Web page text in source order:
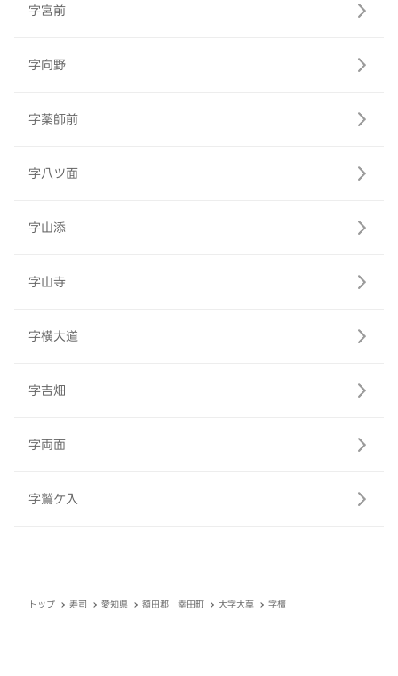
字宮前
字向野
字薬師前
字八ツ面
字山添
字山寺
字横大道
字吉畑
字両面
字鷲ケ入
トップ 寿司 愛知県 額田郡 幸田町 大字大草 字檀